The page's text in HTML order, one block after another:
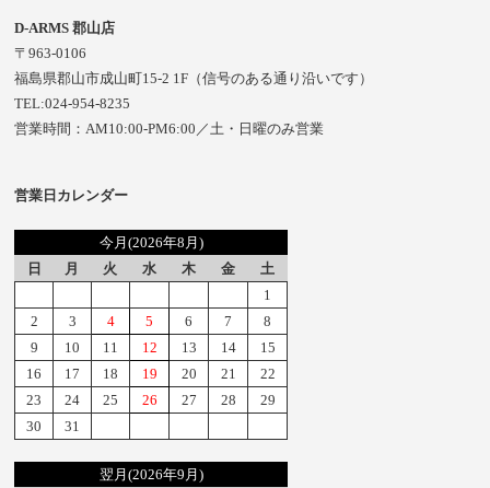
D-ARMS 郡山店
〒963-0106
福島県郡山市成山町15-2 1F（信号のある通り沿いです）
TEL:024-954-8235
営業時間：AM10:00-PM6:00／土・日曜のみ営業
営業日カレンダー
今月(2026年8月)
日
月 火 水 木 金
土
1
2
3 4 5 6 7
8
9
10 11 12 13 14
15
16
17 18 19 20 21
22
23
24 25 26 27 28
29
30
31
翌月(2026年9月)